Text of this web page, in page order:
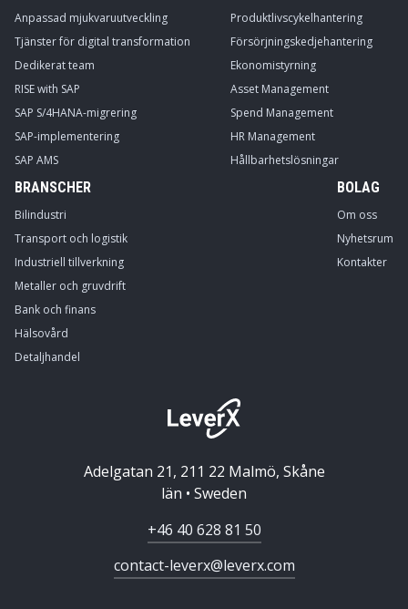
Anpassad mjukvaruutveckling
Tjänster för digital transformation
Dedikerat team
RISE with SAP
SAP S/4HANA-migrering
SAP-implementering
SAP AMS
Produktlivscykelhantering
Försörjningskedjehantering
Ekonomistyrning
Asset Management
Spend Management
HR Management
Hållbarhetslösningar
BRANSCHER
Bilindustri
Transport och logistik
Industriell tillverkning
Metaller och gruvdrift
Bank och finans
Hälsovård
Detaljhandel
BOLAG
Om oss
Nyhetsrum
Kontakter
Adelgatan 21, 211 22 Malmö, Skåne
län • Sweden
+46 40 628 81 50
contact-leverx@leverx.com